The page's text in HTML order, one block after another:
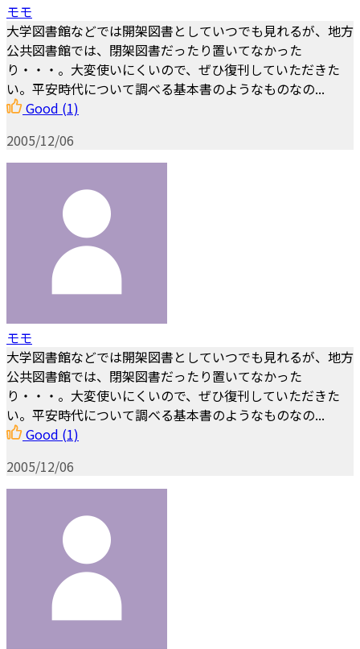
モモ
大学図書館などでは開架図書としていつでも見れるが、地方
公共図書館では、閉架図書だったり置いてなかった
り・・・。大変使いにくいので、ぜひ復刊していただきた
い。平安時代について調べる基本書のようなものなの...
Good (1)
2005/12/06
モモ
大学図書館などでは開架図書としていつでも見れるが、地方
公共図書館では、閉架図書だったり置いてなかった
り・・・。大変使いにくいので、ぜひ復刊していただきた
い。平安時代について調べる基本書のようなものなの...
Good (1)
2005/12/06